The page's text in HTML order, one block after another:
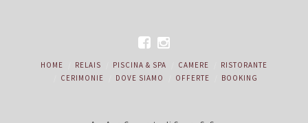
HOME RELAIS PISCINA & SPA CAMERE
RISTORANTE
CERIMONIE
DOVE SIAMO OFFERTE BOOKING